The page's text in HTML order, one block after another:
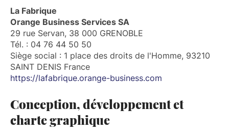
La Fabrique
Orange Business Services SA
29 rue Servan, 38 000 GRENOBLE
Tél. : 04 76 44 50 50
Siège social : 1 place des droits de l'Homme, 93210
SAINT DENIS France
https://lafabrique.orange-business.com
Conception, développement et
charte graphique